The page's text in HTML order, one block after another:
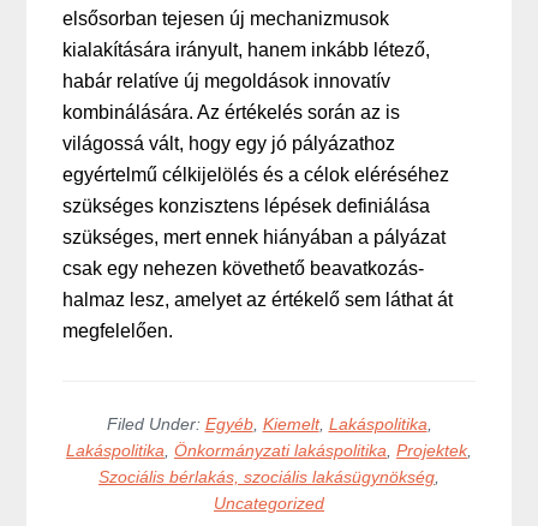
elsősorban tejesen új mechanizmusok
kialakítására irányult, hanem inkább létező,
habár relatíve új megoldások innovatív
kombinálására. Az értékelés során az is
világossá vált, hogy egy jó pályázathoz
egyértelmű célkijelölés és a célok eléréséhez
szükséges konzisztens lépések definiálása
szükséges, mert ennek hiányában a pályázat
csak egy nehezen követhető beavatkozás-
halmaz lesz, amelyet az értékelő sem láthat át
megfelelően.
Filed Under: Egyéb, Kiemelt, Lakáspolitika
Lakáspolitika Önkormányzati lakáspolitika Projektek,
Szociális bérlakás, szociális lakásügynökség
Uncategorized